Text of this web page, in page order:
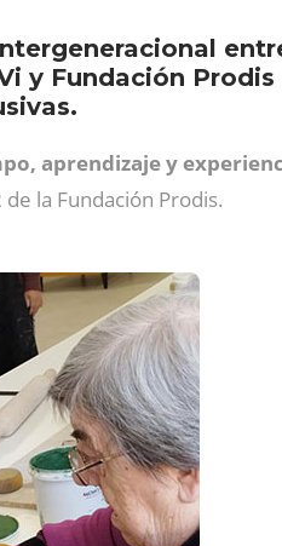
y Fundación
aprendizaje y
la Fundación Prodis.